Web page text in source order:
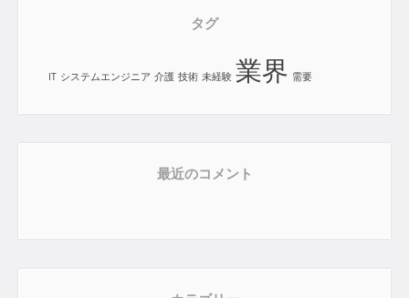
タグ
IT システムエンジニア 介護 技術 未経験 業界 需要
最近のコメント